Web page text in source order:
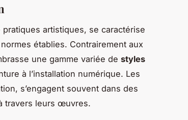
artistiques, se caractérise
établies. Contrairement aux
une gamme variée de styles
à l’installation numérique. Les
s’engagent souvent dans des
travers leurs œuvres.